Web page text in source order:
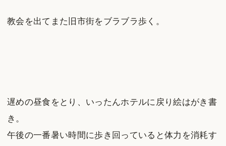
教会を出てまた旧市街をブラブラ歩く。
遅めの昼食をとり、いったんホテルに戻り絵はがき書
き。
午後の一番暑い時間に歩き回っていると体力を消耗す